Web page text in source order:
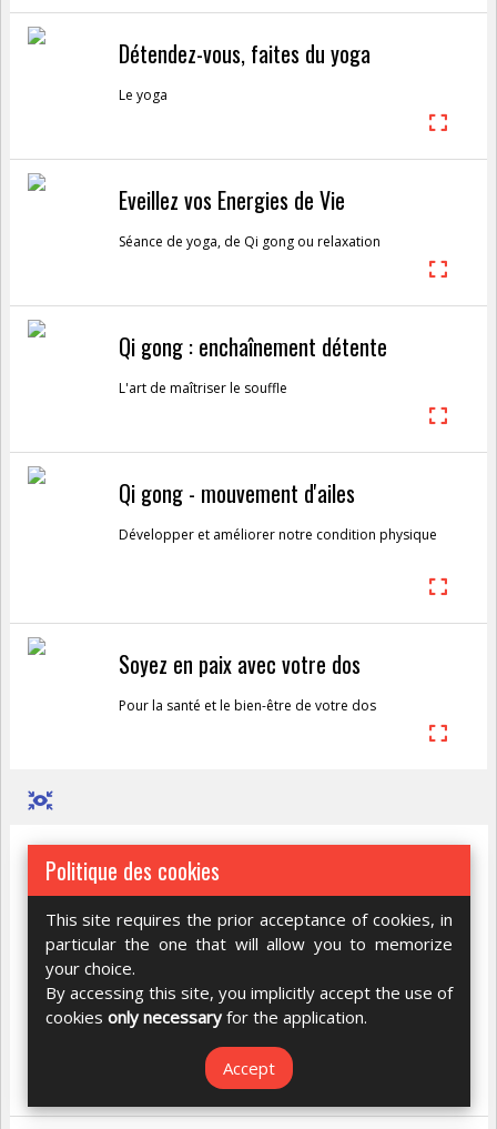
Détendez-vous, faites du yoga
Le yoga
Eveillez vos Energies de Vie
Séance de yoga, de Qi gong ou relaxation
Qi gong : enchaînement détente
L'art de maîtriser le souffle
Qi gong - mouvement d'ailes
Développer et améliorer notre condition physique
Soyez en paix avec votre dos
Pour la santé et le bien-être de votre dos
Politique des cookies
This site requires the prior acceptance of cookies, in
particular the one that will allow you to memorize
your choice.
By accessing this site, you implicitly accept the use of
cookies only necessaryfor the application.
Accept